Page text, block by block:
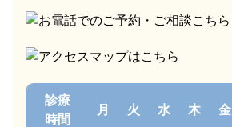
診療
時間
月 火 水 木 金